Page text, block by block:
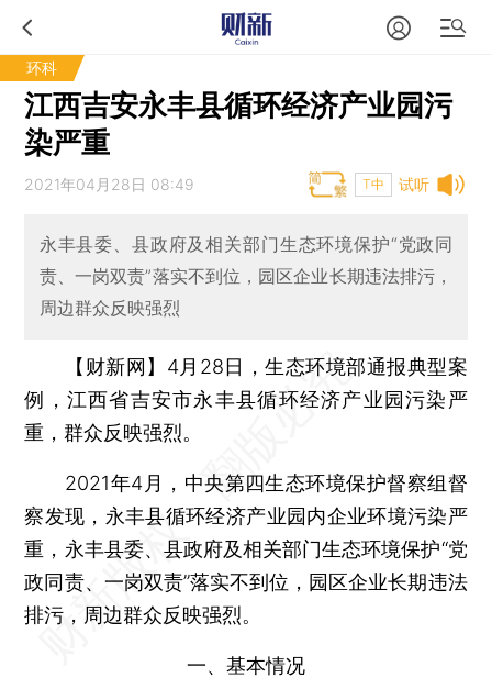
环科
江西吉安永丰县循环经济产业园污
染严重
试听
2021年04月28日 08:49 T中
永丰县委、县政府及相关部门生态环境保护“党政同
责、一岗双责”落实不到位，园区企业长期违法排污，
周边群众反映强烈
【财新网】 4月28日，生态环境部通报典型案
例，江西省吉安市永丰县循环经济产业园污染严
重，群众反映强烈。
2021年4月，中央第四生态环境保护督察组督
察发现，永丰县循环经济产业园内企业环境污染严
重，永丰县委、县政府及相关部门生态环境保护“党
政同责、一岗双责”落实不到位，园区企业长期违法
排污，周边群众反映强烈。
一、基本情况